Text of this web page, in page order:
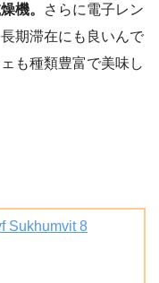
機。
さらに電子レン
期滞在にも良いんで
も種類豊富で美味し
Sukhumvit 8